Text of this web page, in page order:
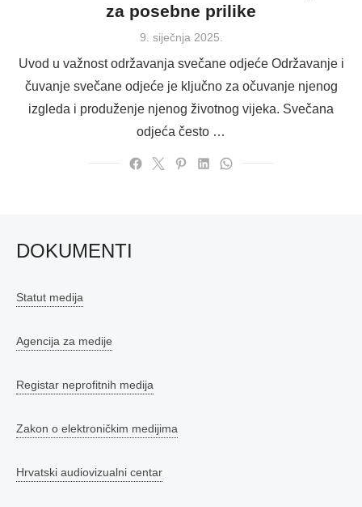
za posebne prilike
Posted
9. siječnja 2025.
Uvod u važnost održavanja svečane odjeće Održavanje i
čuvanje svečane odjeće je ključno za očuvanje njenog
izgleda i produženje njenog životnog vijeka. Svečana
odjeća često …
DOKUMENTI
Statut medija
Agencija za medije
Registar neprofitnih medija
Zakon o elektroničkim medijima
Hrvatski audiovizualni centar